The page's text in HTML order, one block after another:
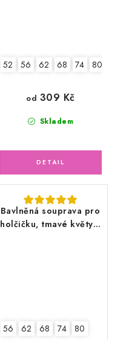
52 56 62 68 74 80
Skladem
od 309 Kč
Bavlněná souprava pro
holčičku, tmavé květy s
56 62 68 74 80